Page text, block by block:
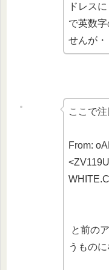
ドレス
で英数
せんが・
ここで
From:
と前の
うものに